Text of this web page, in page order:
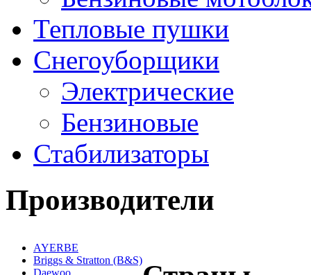
Тепловые пушки
Снегоуборщики
Электрические
Бензиновые
Стабилизаторы
Производители
AYERBE
Briggs & Stratton (B&S)
Daewoo